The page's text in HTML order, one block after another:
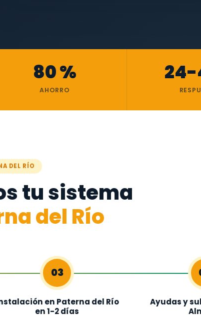
80 %
AHORRO
DEL RÍO
tu sistema
del Río
03
en Paterna del Río
en 1-2 días
Ayudas y